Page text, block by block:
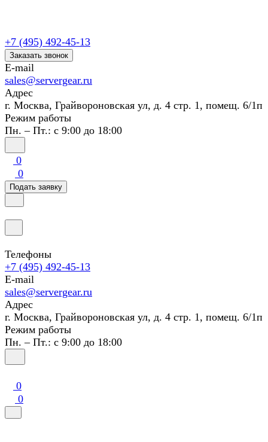
+7 (495) 492-45-13
Заказать звонок
E-mail
sales@servergear.ru
Адрес
г. Москва, Грайвороновская ул, д. 4 стр. 1, помещ. 6/1п
Режим работы
Пн. – Пт.: с 9:00 до 18:00
0
0
Подать заявку
Телефоны
+7 (495) 492-45-13
E-mail
sales@servergear.ru
Адрес
г. Москва, Грайвороновская ул, д. 4 стр. 1, помещ. 6/1п
Режим работы
Пн. – Пт.: с 9:00 до 18:00
0
0